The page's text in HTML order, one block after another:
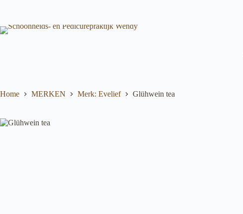
inhoud
Home MERKEN Merk: Evelief Glühwein tea